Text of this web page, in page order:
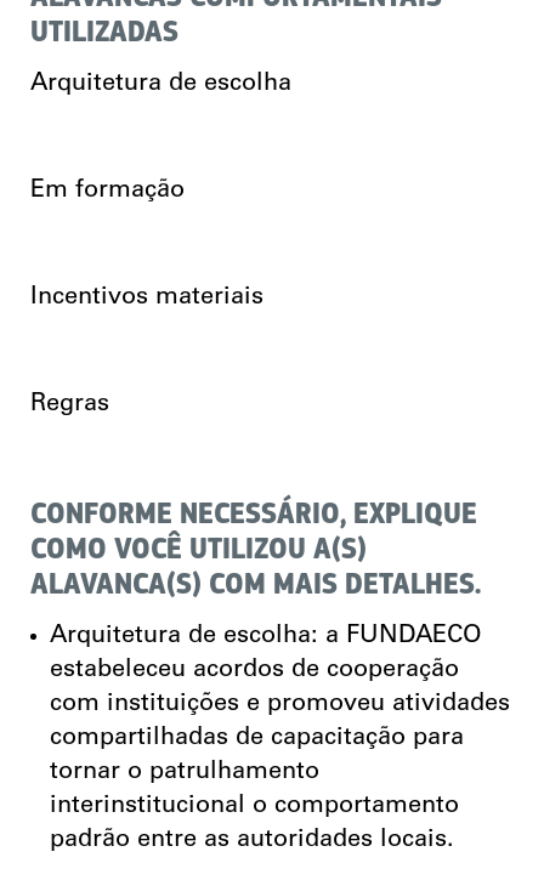
UTILIZADAS
Arquitetura de escolha
Em formação
Incentivos materiais
Regras
CONFORME NECESSÁRIO, EXPLIQUE
COMO VOCÊ UTILIZOU A(S)
ALAVANCA(S) COM MAIS DETALHES.
Arquitetura de escolha: a FUNDAECO
estabeleceu acordos de cooperação
com instituições e promoveu atividades
compartilhadas de capacitação para
tornar o patrulhamento
interinstitucional o comportamento
padrão entre as autoridades locais.